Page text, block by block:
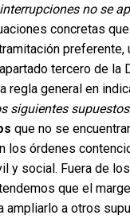
no se
concretas
preferente,
tercero de la
regla general en
siguientes
​​que no se
los órdenes
y social. Fuera de
que el
ampliarlo a otros